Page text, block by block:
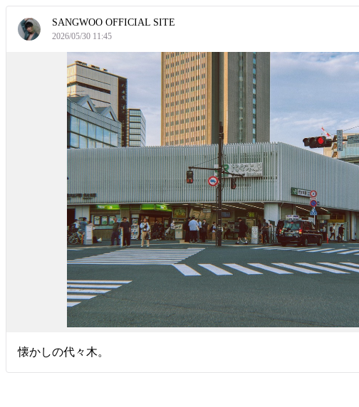
SANGWOO OFFICIAL SITE
2026/05/30 11:45
懐かしの代々木。